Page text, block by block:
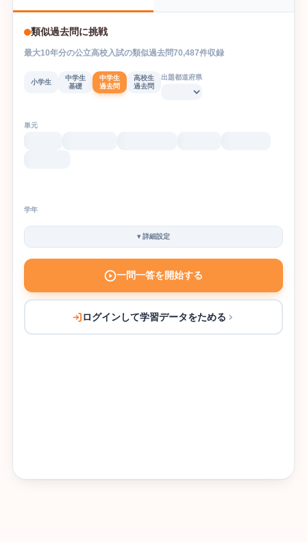
類似過去問に挑戦
最大10年分の公立高校入試の類似過去問70,487件収録
小学生
中学生
基礎
中学生
過去問
高校生
過去問
出題都道府県
単元
学年
▾詳細設定
一問一答を開始する
ログインして学習データをためる